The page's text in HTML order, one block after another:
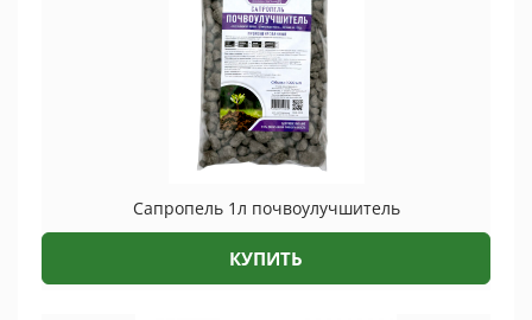
Сапропель 1л почвоулучшитель
КУПИТЬ